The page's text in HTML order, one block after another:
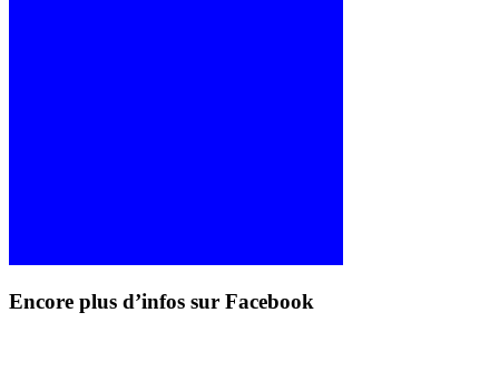
Encore plus d’infos sur Facebook